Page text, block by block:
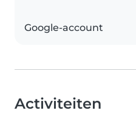
Google-account
Activiteiten